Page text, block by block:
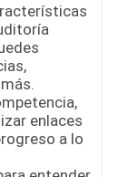
enlaces
a lo